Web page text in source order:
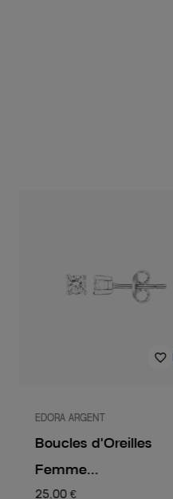
favorite_border
EDORA ARGENT
Boucles d'Oreilles
Femme...
25,00 €